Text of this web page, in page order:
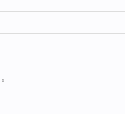
。